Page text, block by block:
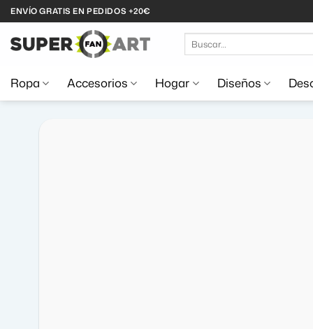
Saltar
al
contenido
ENVÍO GRATIS EN PEDIDOS +20€
por:
Ropa Accesorios Hogar Diseños